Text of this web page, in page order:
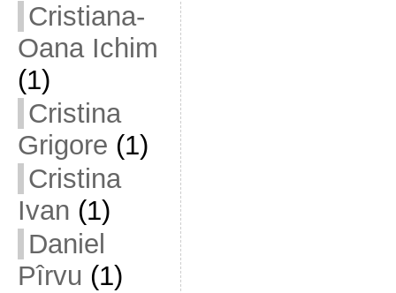
Cristiana-
Oana Ichim
(1)
Cristina
Grigore (1)
Cristina
Ivan (1)
Daniel
Pîrvu (1)